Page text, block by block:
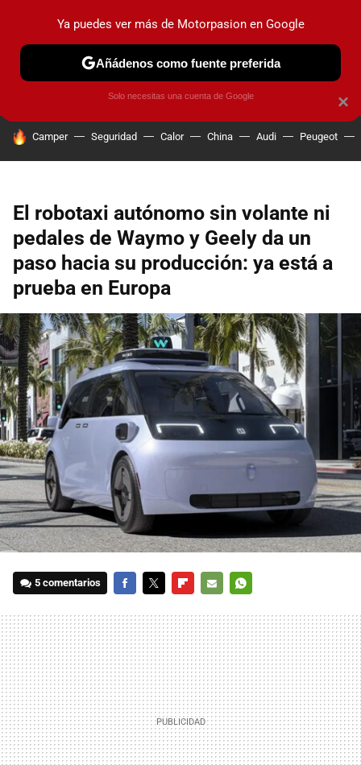
PRUEBAS COCHES ELÉCTRICOS OBSERVATORIO
HOY SE HABLA DE
Camper Seguridad Calor China Audi Peugeot
El robotaxi autónomo sin volante ni
pedales de Waymo y Geely da un
paso hacia su producción: ya está a
prueba en Europa
5 comentarios
MAIL
×
Ya puedes ver más de Motorpasion en Google
Añádenos como fuente preferida
Solo necesitas una cuenta de Google